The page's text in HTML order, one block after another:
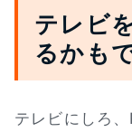
テレビ
るかも
テレビにしろ